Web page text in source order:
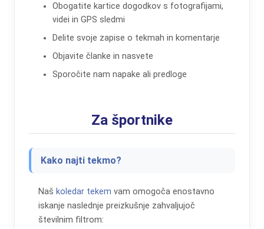
🚴‍♂️ Pridružite se skupnosti strastnih tekačev
Pridružite se tisočim strastnim športnikom in vsak
✅ Trike strokovnjakov za hitrejši napredek
✅ Najnovejše trende opreme & prehrane
1 e-pošta / mesec. Brez neželene pošte. 100 %
Email
Obogatite kartice dogodkov s fotografijami,
videi in GPS sledmi
Delite svoje zapise o tekmah in komentarje
Objavite članke in nasvete
Sporočite nam napake ali predloge
Za športnike
Kako najti tekmo?
Naš koledar tekem vam omogoča enostavno
iskanje naslednje preizkušnje zahvaljujoč
številnim filtrom: